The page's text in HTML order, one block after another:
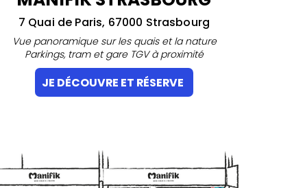
7 Quai de Paris, 67000 Strasbourg
Vue panoramique sur les quais et la nature
Parkings, tram et gare TGV à proximité
JE DÉCOUVRE ET RÉSERVE